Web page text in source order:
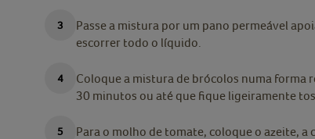
Passe a mistura por um pano permeável
escorrer todo o líquido.
Coloque a mistura de brócolos numa forma
30 minutos ou até que fique ligeiramente
Para o molho de tomate, coloque o azeite, a